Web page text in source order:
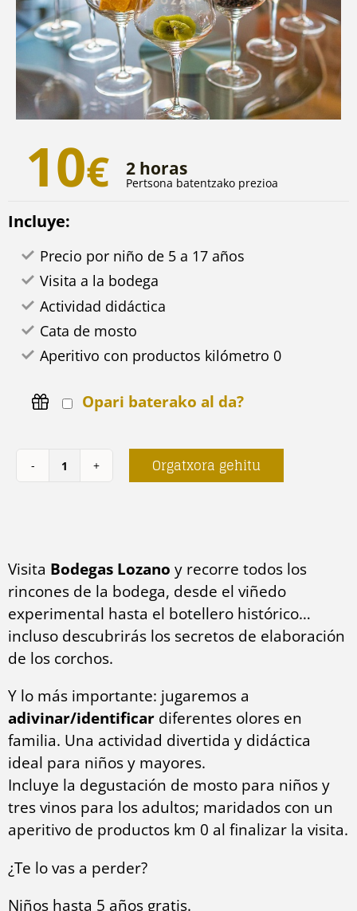
10€ 2 horas
Pertsona batentzako prezioa
Incluye:
Precio por niño de 5 a 17 años
Visita a la bodega
Actividad didáctica
Cata de mosto
Aperitivo con productos kilómetro 0
Opari baterako al da?
El
aromas
(niños)
kantitatea
Orgatxora gehitu
Visita Bodegas Lozano y recorre todos los
rincones de la bodega, desde el viñedo
experimental hasta el botellero histórico…
incluso descubrirás los secretos de elaboración
de los corchos.
Y lo más importante: jugaremos a
adivinar/identificar diferentes olores en
familia. Una actividad divertida y didáctica
ideal para niños y mayores.
Incluye la degustación de mosto para niños y
tres vinos para los adultos; maridados con un
aperitivo de productos km 0 al finalizar la visita.
¿Te lo vas a perder?
Niños hasta 5 años gratis.